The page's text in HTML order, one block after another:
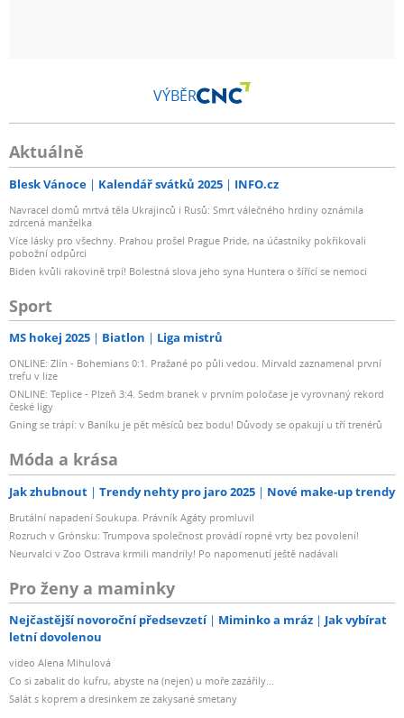
VÝBĚR
Aktuálně
Blesk Vánoce Kalendář svátků 2025 INFO.cz
Navracel domů mrtvá těla Ukrajinců i Rusů: Smrt válečného hrdiny oznámila
zdrcená manželka
Více lásky pro všechny. Prahou prošel Prague Pride, na účastníky pokřikovali
pobožní odpůrci
Biden kvůli rakovině trpí! Bolestná slova jeho syna Huntera o šířící se nemoci
Sport
MS hokej 2025 Biatlon Liga mistrů
ONLINE: Zlín - Bohemians 0:1. Pražané po půli vedou. Mirvald zaznamenal první
trefu v lize
ONLINE: Teplice - Plzeň 3:4. Sedm branek v prvním poločase je vyrovnaný rekord
české ligy
Gning se trápí: v Baníku je pět měsíců bez bodu! Důvody se opakují u tří trenérů
Móda a krása
Jak zhubnout Trendy nehty pro jaro 2025 Nové make-up trendy
Brutální napadení Soukupa. Právník Agáty promluvil
Rozruch v Grónsku: Trumpova společnost provádí ropné vrty bez povolení!
Neurvalci v Zoo Ostrava krmili mandrily! Po napomenutí ještě nadávali
Pro ženy a maminky
Nejčastější novoroční předsevzetí Miminko a mráz
Jak vybírat
letní dovolenou
video Alena Mihulová
Co si zabalit do kufru, abyste na (nejen) u moře zazářily...
Salát s koprem a dresinkem ze zakysané smetany